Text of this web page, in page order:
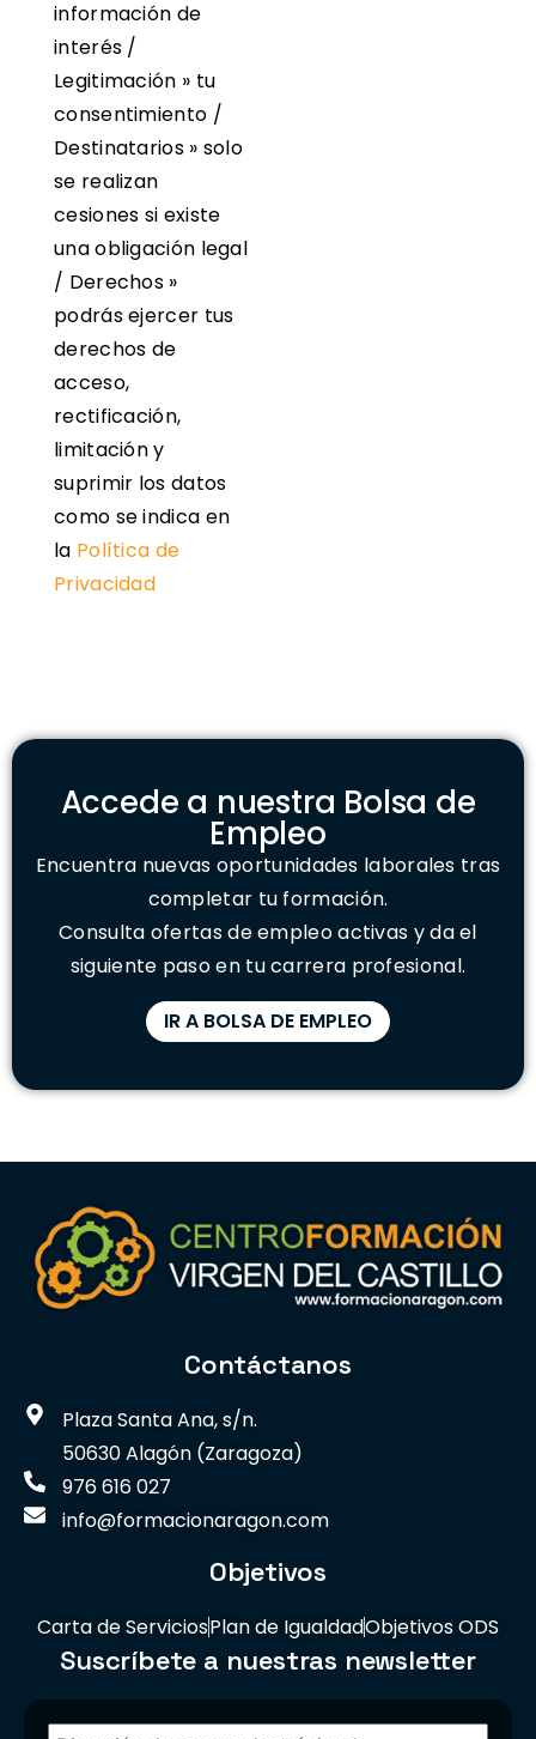
información de
interés /
Legitimación » tu
consentimiento /
Destinatarios » solo
se realizan
cesiones si existe
una obligación legal
/ Derechos »
podrás ejercer tus
derechos de
acceso,
rectificación,
limitación y
suprimir los datos
como se indica en
la Política de
Privacidad
Accede a nuestra Bolsa de
Empleo
Encuentra nuevas oportunidades laborales tras
completar tu formación.
Consulta ofertas de empleo activas y da el
siguiente paso en tu carrera profesional.
IR A BOLSA DE EMPLEO
Contáctanos
Plaza Santa Ana, s/n.
50630 Alagón (Zaragoza)
976 616 027
info@formacionaragon.com
Objetivos
Carta de ServiciosPlan de IgualdadObjetivos ODS
Suscríbete a nuestras newsletter